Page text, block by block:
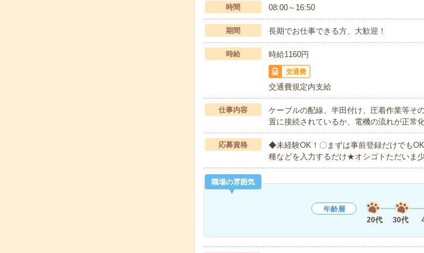
時間 08:00～16:50
期間 長期でお仕事できる方、大歓迎！
時給 時給1160円
交通費
交通費規定内支給
仕事内容
ケーブルの配線、半田付け、圧着作業等そ
置に接続されているか、電機の流れが正常
応募資格
◆未経験OK！〇まずは事前登録だけでも
種などを入力するだけ★オシゴトただいま
職場の雰囲気
年齢層
20代
30代